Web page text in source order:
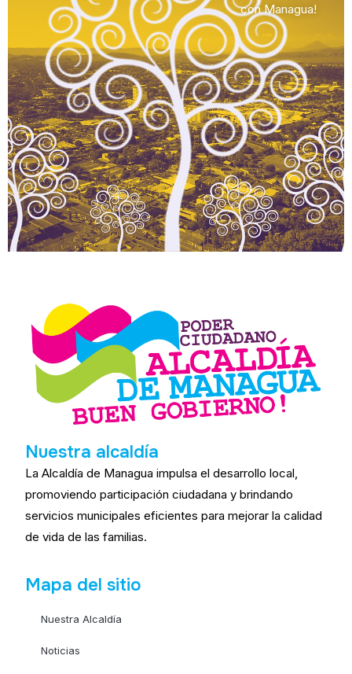
con Managua!
Nuestra alcaldía
La Alcaldía de Managua impulsa el desarrollo local,
promoviendo participación ciudadana y brindando
servicios municipales eficientes para mejorar la calidad
de vida de las familias.
Mapa del sitio
Nuestra Alcaldía
Noticias